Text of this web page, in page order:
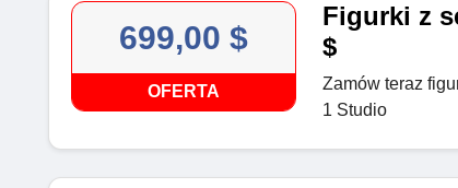
699,00 $
OFERTA
Figurki z
$
Zamów teraz
1 Studio